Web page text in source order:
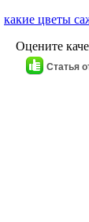
какие цветы
Оцените
Статья